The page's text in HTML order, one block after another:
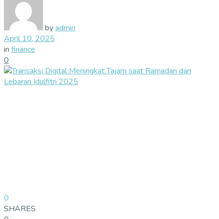
byadmin
April 10, 2025
in finance
0
0
SHARES